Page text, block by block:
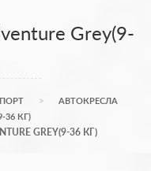
Grey(9-
АВТОКРЕСЛА
36 КГ)
GREY(9-36 КГ)